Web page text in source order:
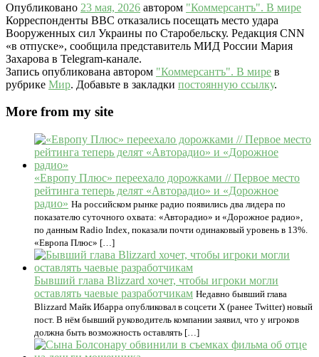
Опубликовано 23 мая, 2026 автором "Коммерсантъ". В мире
Корреспонденты BBC отказались посещать место удара
Вооруженных сил Украины по Старобельску. Редакция CNN
«в отпуске», сообщила представитель МИД России Мария
Захарова в Telegram-канале.
Запись опубликована автором "Коммерсантъ". В мире в
рубрике Мир. Добавьте в закладки постоянную ссылку.
More from my site
«Европу Плюс» переехало дорожками // Первое место
рейтинга теперь делят «Авторадио» и «Дорожное
радио» На российском рынке радио появились два лидера по
показателю суточного охвата: «Авторадио» и «Дорожное радио»,
по данным Radio Index, показали почти одинаковый уровень в 13%.
«Европа Плюс» […]
Бывший глава Blizzard хочет, чтобы игроки могли
оставлять чаевые разработчикам Недавно бывший глава
Blizzard Майк Ибарра опубликовал в соцсети X (ранее Twitter) новый
пост. В нём бывший руководитель компании заявил, что у игроков
должна быть возможность оставлять […]